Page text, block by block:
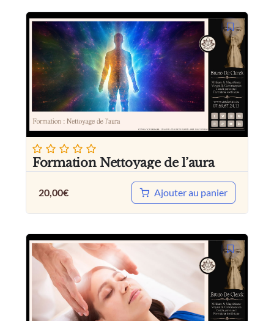
Formation Nettoyage de l’aura
20,00€ Ajouter au panier